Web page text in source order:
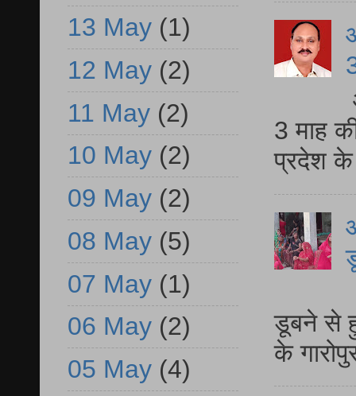
3 माह
प्रदेश
डूबने से
के
13 May (1)
12 May (2)
11 May (2)
10 May (2)
09 May (2)
08 May (5)
07 May (1)
06 May (2)
05 May (4)